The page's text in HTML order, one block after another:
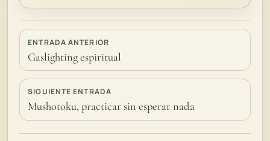
ENTRADA ANTERIOR
Gaslighting espiritual
SIGUIENTE ENTRADA
Mushotoku, practicar sin esperar nada